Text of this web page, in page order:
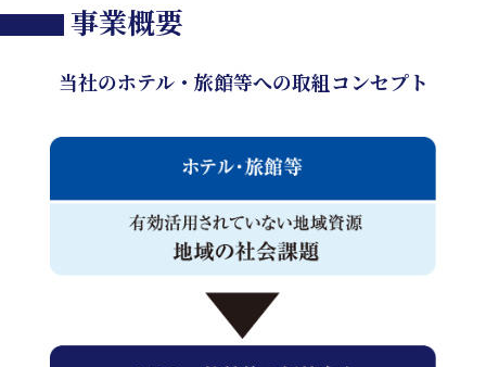
事業概要
当社のホテル・旅館等への取組コンセプト